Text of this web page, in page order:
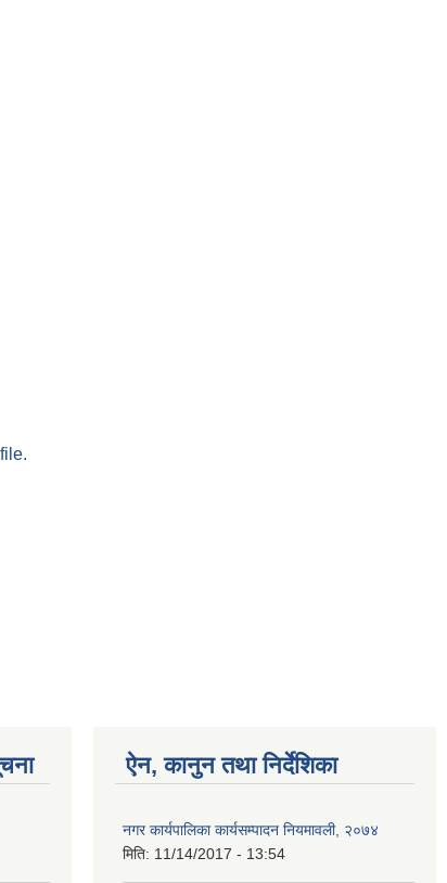
ऐन, कानुन तथा निर्देशिका
नगर कार्यपालिका कार्यसम्पादन नियमावली, २०७४
मिति: 11/14/2017 - 13:54